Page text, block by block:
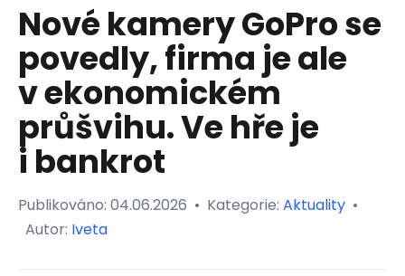
Nové kamery GoPro se
povedly, firma je ale
v ekonomickém
průšvihu. Ve hře je
i bankrot
Publikováno: 04.06.2026 • Kategorie: Aktuality •
Autor: Iveta